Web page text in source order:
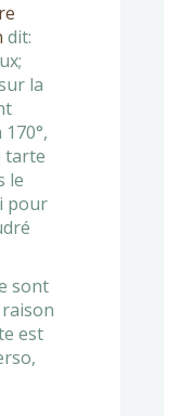
dit:
la
tarte
le
pour
sont
est